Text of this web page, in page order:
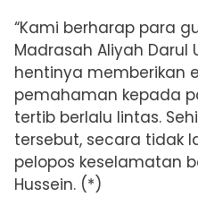
“Kami berharap para
Madrasah Aliyah Darul
hentinya memberikan
pemahaman kepada
tertib berlalu lintas.
tersebut, secara tidak
pelopos keselamatan
Hussein. (*)